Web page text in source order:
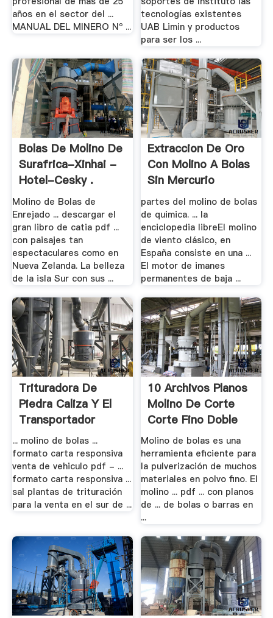
años en el sector del ...
MANUAL DEL MINERO Nº ...
tecnologías existentes
UAB Limin y productos
para ser los ...
Bolas De Molino De
Surafrica-Xinhai -
Hotel-Cesky .
Molino de Bolas de
Enrejado ... descargar el
gran libro de catia pdf ...
con paisajes tan
espectaculares como en
Nueva Zelanda. La belleza
de la isla Sur con sus ...
Extraccion De Oro
Con Molino A Bolas
Sin Mercurio
partes del molino de bolas
de quimica. ... la
enciclopedia libreEl molino
de viento clásico, en
España consiste en una ...
El motor de imanes
permanentes de baja ...
Trituradora De
Piedra Caliza Y El
Transportador
... molino de bolas ...
formato carta responsiva
venta de vehiculo pdf - ...
formato carta responsiva ...
sal plantas de trituración
para la venta en el sur de ...
10 Archivos Planos
Molino De Corte
Corte Fino Doble
Molino de bolas es una
herramienta eficiente para
la pulverización de muchos
materiales en polvo fino. El
molino ... pdf ... con planos
de ... de bolas o barras en
...